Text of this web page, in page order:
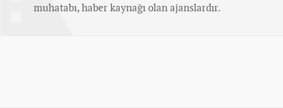
muhatabı, haber kaynağı olan ajanslardır.